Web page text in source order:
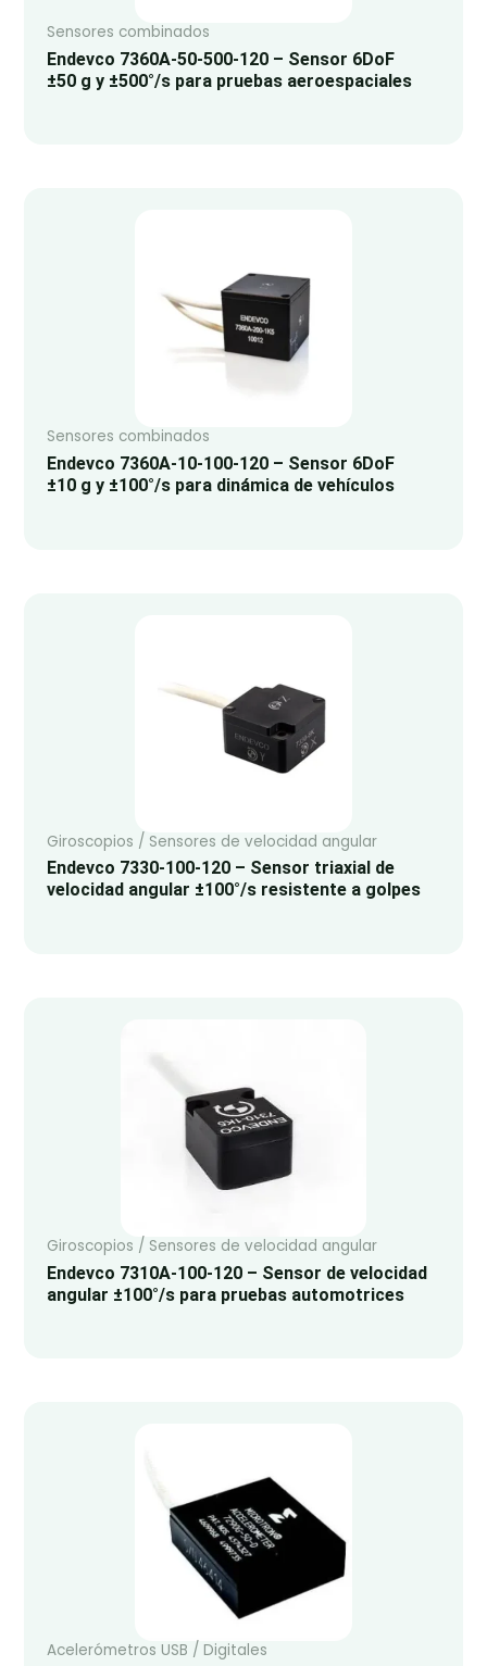
Sensores combinados
Endevco 7360A-50-500-120 – Sensor 6DoF
±50 g y ±500°/s para pruebas aeroespaciales
Sensores combinados
Endevco 7360A-10-100-120 – Sensor 6DoF
±10 g y ±100°/s para dinámica de vehículos
Giroscopios / Sensores de velocidad angular
Endevco 7330-100-120 – Sensor triaxial de
velocidad angular ±100°/s resistente a golpes
Giroscopios / Sensores de velocidad angular
Endevco 7310A-100-120 – Sensor de velocidad
angular ±100°/s para pruebas automotrices
Acelerómetros USB / Digitales